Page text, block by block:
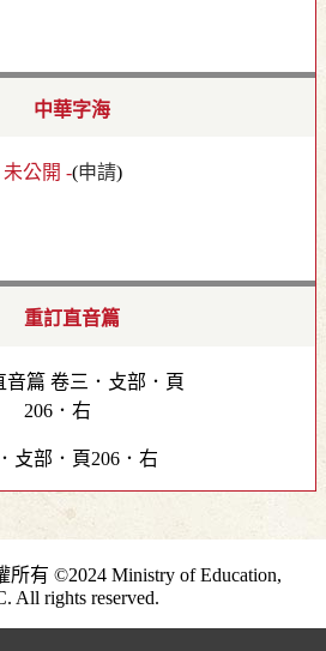
中華字海
未公開 -(申請)
重訂直音篇
攴部．頁206．右
有 ©2024 Ministry of Education,
All rights reserved.